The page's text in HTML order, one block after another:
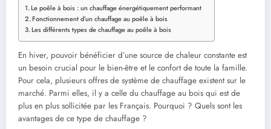
Le poêle à bois : un chauffage énergétiquement performant
Fonctionnement d’un chauffage au poêle à bois
Les différents types de chauffage au poêle à bois
En hiver, pouvoir bénéficier d’une source de chaleur constante est
un besoin crucial pour le bien-être et le confort de toute la famille.
Pour cela, plusieurs offres de système de chauffage existent sur le
marché. Parmi elles, il y a celle du chauffage au bois qui est de
plus en plus sollicitée par les Français. Pourquoi ? Quels sont les
avantages de ce type de chauffage ?